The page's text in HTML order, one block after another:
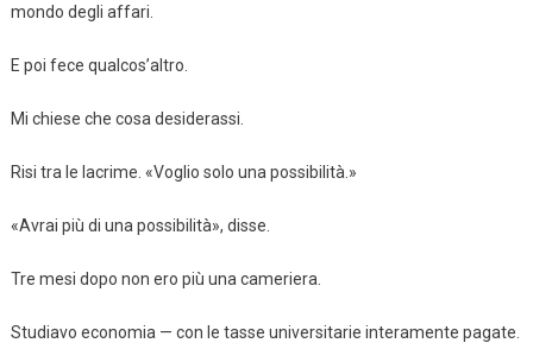
mondo degli affari.
E poi fece qualcos’altro.
Mi chiese che cosa desiderassi.
Risi tra le lacrime. «Voglio solo una possibilità.»
«Avrai più di una possibilità», disse.
Tre mesi dopo non ero più una cameriera.
Studiavo economia — con le tasse universitarie interamente pagate.